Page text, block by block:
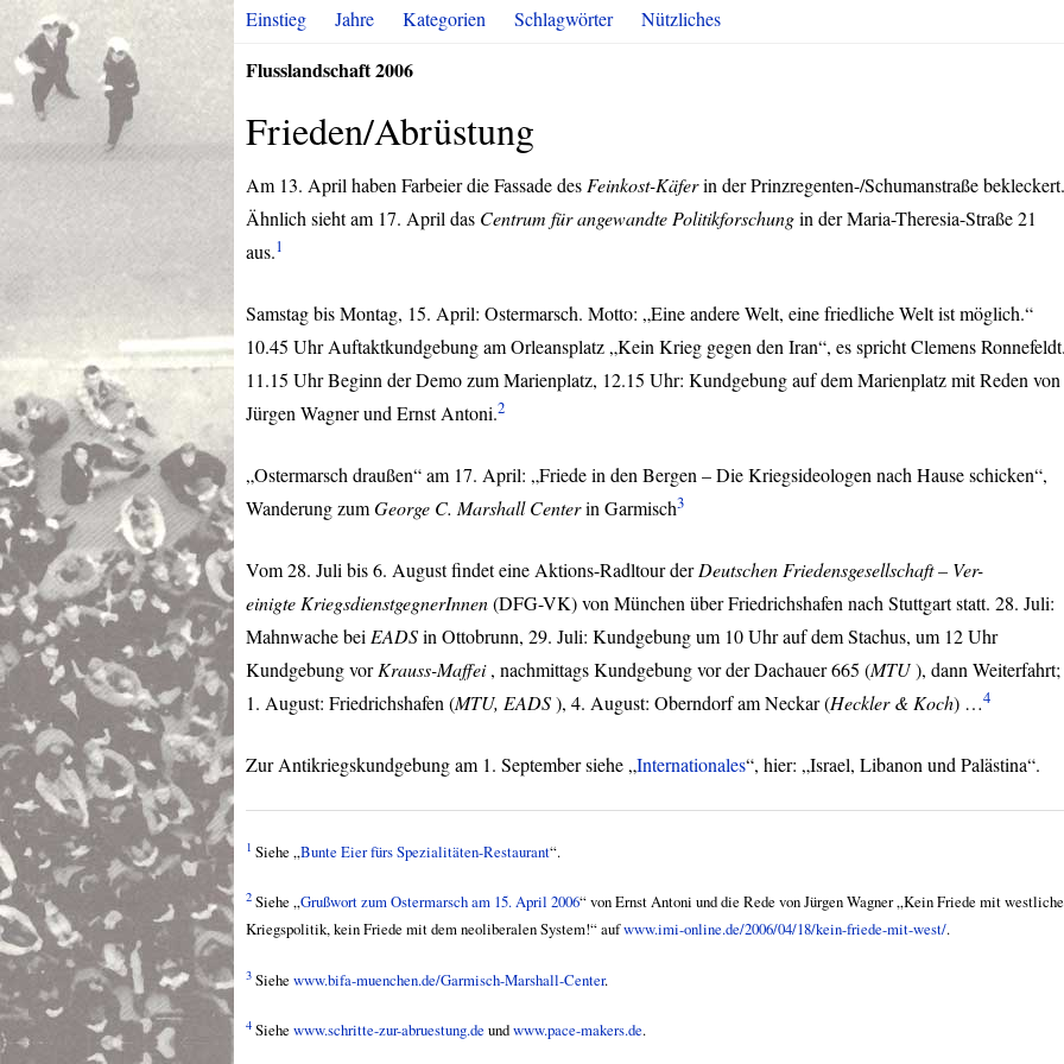
Einstieg Jahre Kategorien Schlagwörter Nützliches
Flusslandschaft 2006
Frieden/Abrüstung
Am 13. April haben Farbeier die Fassade des Feinkost-Käferin der Prinzregenten-/Schumanstraße bekleckert.
Ähnlich sieht am 17. April das Centrum für angewandte Politikforschungin der Maria-Theresia-Straße 21
aus.1
Samstag bis Montag, 15. April: Ostermarsch. Motto: „Eine andere Welt, eine friedliche Welt ist möglich.“
10.45 Uhr Auftaktkundgebung am Orleansplatz „Kein Krieg gegen den Iran“, es spricht Clemens
11.15 Uhr Beginn der Demo zum Marienplatz, 12.15 Uhr: Kundgebung auf dem Marienplatz mit Reden von
Jürgen Wagner und Ernst Antoni.2
„Ostermarsch draußen“ am 17. April: „Friede in den Bergen – Die Kriegsideologen nach Hause schicken“,
Wanderung zumGeorge C. Marshall Centerin Garmisch3
Vom 28. Juli bis 6. August findet eine Aktions-Radltour derDeutschen Friedensgesellschaft – Ver-
einigte KriegsdienstgegnerInnen(DFG-VK) von München über Friedrichshafen nach Stuttgart statt. 28. Juli:
Mahnwache bei EADSin Ottobrunn, 29. Juli: Kundgebung um 10 Uhr auf dem Stachus, um 12 Uhr
Kundgebung vorKrauss-Maffei, nachmittags Kundgebung vor der Dachauer 665 (MTU), dann Weiterfahrt;
1. August: Friedrichshafen (MTU, EADS), 4. August: Oberndorf am Neckar (Heckler & Koch) …4
Zur Antikriegskundgebung am 1. September siehe „Internationales“, hier: „Israel, Libanon und Palästina“.
1 Siehe „Bunte Eier fürs Spezialitäten-Restaurant“.
2 Siehe „Grußwort zum Ostermarsch am 15. April 2006“ von Ernst Antoni und die Rede von Jürgen Wagner „Kein Friede mit
Kriegspolitik, kein Friede mit dem neoliberalen System!“ aufwww.imi-online.de/2006/04/18/kein-friede-mit-west/.
3 Siehe www.bifa-muenchen.de/Garmisch-Marshall-Center.
4 Siehe www.schritte-zur-abruestung.de undwww.pace-makers.de.